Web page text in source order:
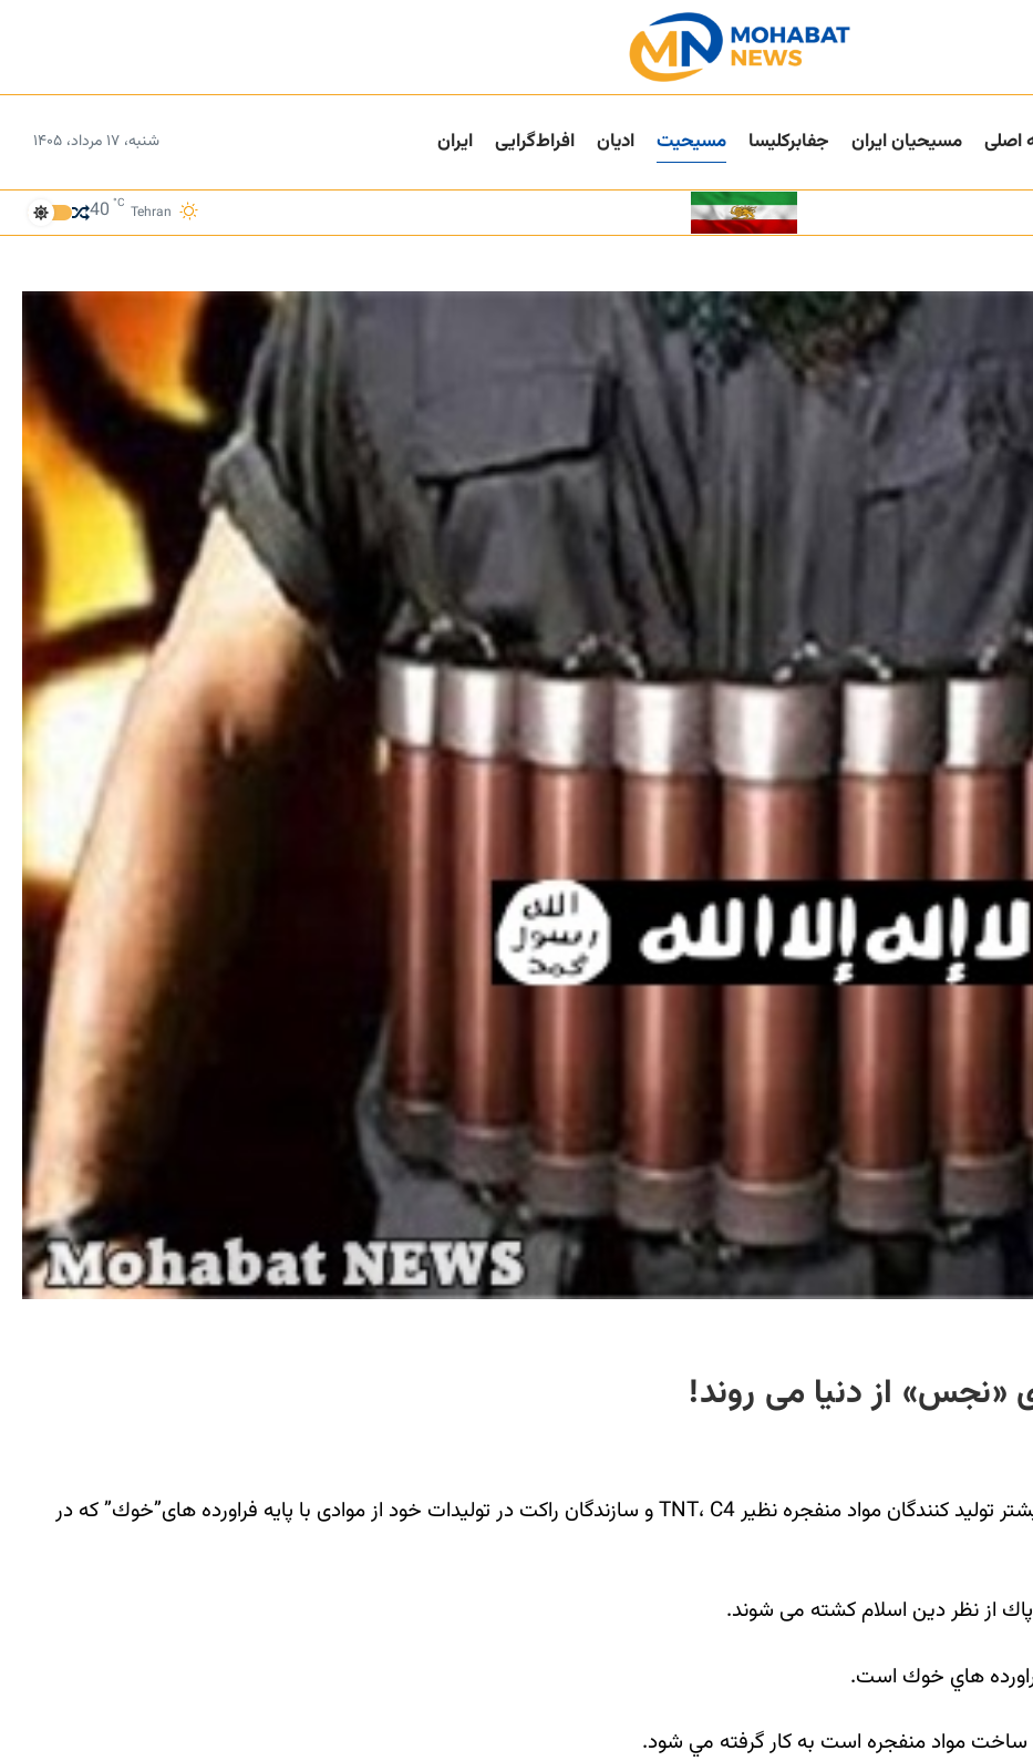
اصلی مسیحیان ایران جفا‌بر‌کلیسا مسیحیت ادیان افراط‌گرایی ایران شنبه، ۱۷ مرداد، ۱۴۰۵
Tehran
40 °C
«نجس» از دنيا می روند!
بيشتر توليد كنندگان مواد منفجره نظير TNT، C4 و سازندگان راكت در توليدات خود از موادی با پايه فراورده های”خوك” كه در
از نظر دين اسلام كشته می شوند.
هاي خوك است.
ساخت مواد منفجره است به كار گرفته مي شود.